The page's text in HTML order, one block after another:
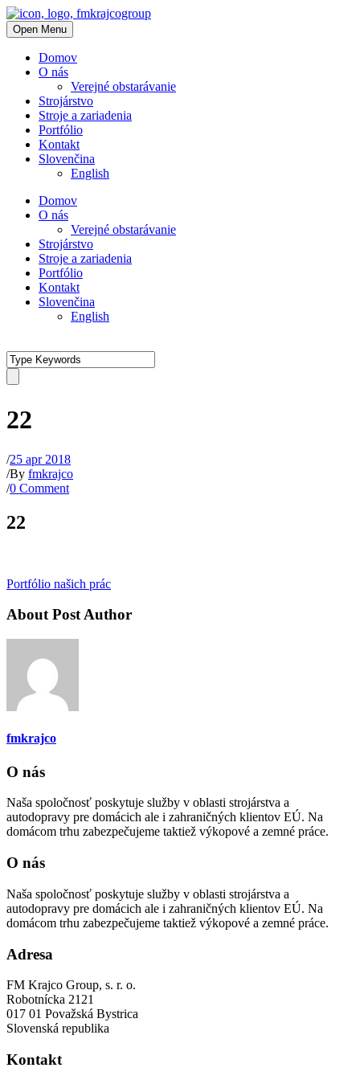
Open Menu
Domov
O nás
Verejné obstarávanie
Strojárstvo
Stroje a zariadenia
Portfólio
Kontakt
Slovenčina
English
Domov
O nás
Verejné obstarávanie
Strojárstvo
Stroje a zariadenia
Portfólio
Kontakt
Slovenčina
English
22
/25 apr 2018
/By fmkrajco
/0 Comment
22
Portfólio našich prác
About Post Author
fmkrajco
O nás
Naša spoločnosť poskytuje služby v oblasti strojárstva a
autodopravy pre domácich ale i zahraničných klientov EÚ. Na
domácom trhu zabezpečujeme taktiež výkopové a zemné práce.
O nás
Naša spoločnosť poskytuje služby v oblasti strojárstva a
autodopravy pre domácich ale i zahraničných klientov EÚ. Na
domácom trhu zabezpečujeme taktiež výkopové a zemné práce.
Adresa
FM Krajco Group, s. r. o.
Robotnícka 2121
017 01 Považská Bystrica
Slovenská republika
Kontakt